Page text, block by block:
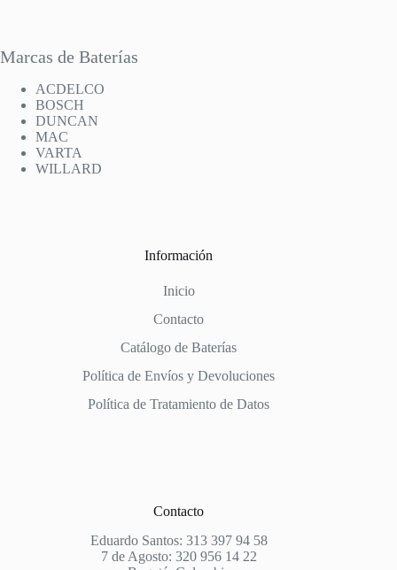
Marcas de Baterías
ACDELCO
BOSCH
DUNCAN
MAC
VARTA
WILLARD
Información
Inicio
Contacto
Catálogo de Baterías
Política de Envíos y Devoluciones
Política de Tratamiento de Datos
Contacto
Eduardo Santos: 313 397 94 58
7 de Agosto: 320 956 14 22